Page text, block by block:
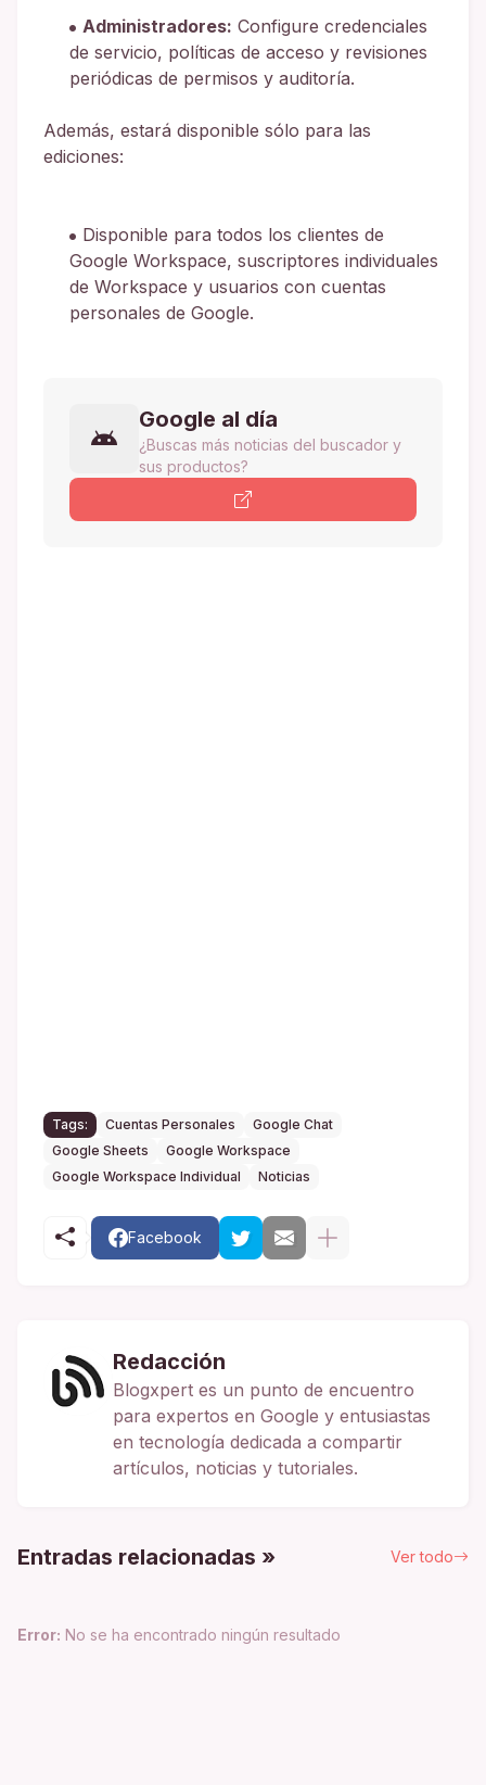
Administradores: Configure credenciales
de servicio, políticas de acceso y revisiones
periódicas de permisos y auditoría.
Además, estará disponible sólo para las
ediciones:
Disponible para todos los clientes de
Google Workspace, suscriptores individuales
de Workspace y usuarios con cuentas
personales de Google.
Google al día
¿Buscas más noticias del buscador y
sus productos?
Tags: Cuentas Personales
Google Chat
Google Sheets
Google Workspace
Google Workspace Individual
Noticias
Facebook
Redacción
Blogxpert es un punto de encuentro
para expertos en Google y entusiastas
en tecnología dedicada a compartir
artículos, noticias y tutoriales.
Entradas relacionadas » Ver todo
Error: No se ha encontrado ningún resultado